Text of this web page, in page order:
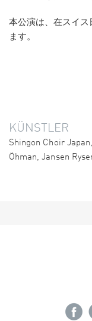
本公演は、在スイス
ます。
KÜNSTLER
Shingon Choir
Öhman, Jansen